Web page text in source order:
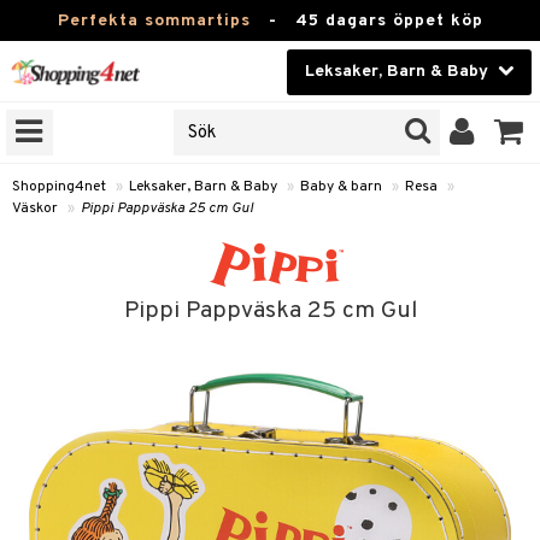
Perfekta sommartips - 45 dagars öppet köp
Leksaker, Barn & Baby
Skönhet
Kontaktlinser
Leksaker, Barn & Baby
Varumärken
Kampanjer
Shopping4net » Leksaker, Barn & Baby » Baby & barn » Resa
»
Väskor » Pippi Pappväska 25 cm Gul
Pippi Pappväska 25 cm Gul
Skallra
& Matförvaring
& Handdukar